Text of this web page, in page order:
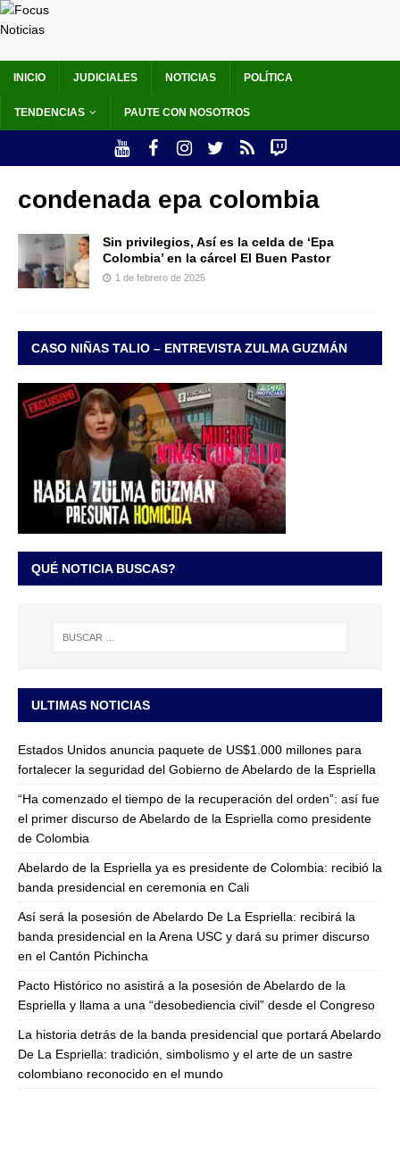
INICIO JUDICIALES NOTICIAS POLÍTICA
TENDENCIAS PAUTE CON NOSOTROS
condenada epa colombia
Sin privilegios, Así es la celda de ‘Epa
Colombia’ en la cárcel El Buen Pastor
1 de febrero de 2025
CASO NIÑAS TALIO – ENTREVISTA ZULMA GUZMÁN
QUÉ NOTICIA BUSCAS?
ULTIMAS NOTICIAS
Estados Unidos anuncia paquete de US$1.000 millones para
fortalecer la seguridad del Gobierno de Abelardo de la Espriella
“Ha comenzado el tiempo de la recuperación del orden”: así fue
el primer discurso de Abelardo de la Espriella como presidente
de Colombia
Abelardo de la Espriella ya es presidente de Colombia: recibió la
banda presidencial en ceremonia en Cali
Así será la posesión de Abelardo De La Espriella: recibirá la
banda presidencial en la Arena USC y dará su primer discurso
en el Cantón Pichincha
Pacto Histórico no asistirá a la posesión de Abelardo de la
Espriella y llama a una “desobediencia civil” desde el Congreso
La historia detrás de la banda presidencial que portará Abelardo
De La Espriella: tradición, simbolismo y el arte de un sastre
colombiano reconocido en el mundo